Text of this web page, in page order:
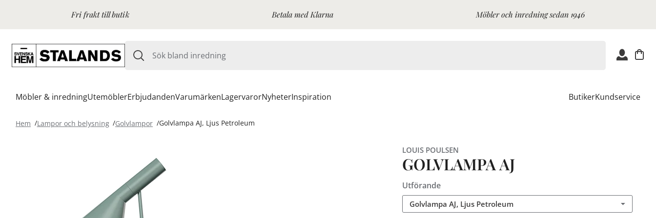
Fri frakt till butik Betala med Klarna Möbler och inredning sedan 1946
Möbler & inredningUtemöblerErbjudandenVarumärkenLagervarorNyheterInspiration ButikerKundservice
Hem Lampor och belysning Golvlampor Golvlampa AJ, Ljus Petroleum
LOUIS POULSEN
GOLVLAMPA AJ
Utförande
Golvlampa AJ, Ljus Petroleum